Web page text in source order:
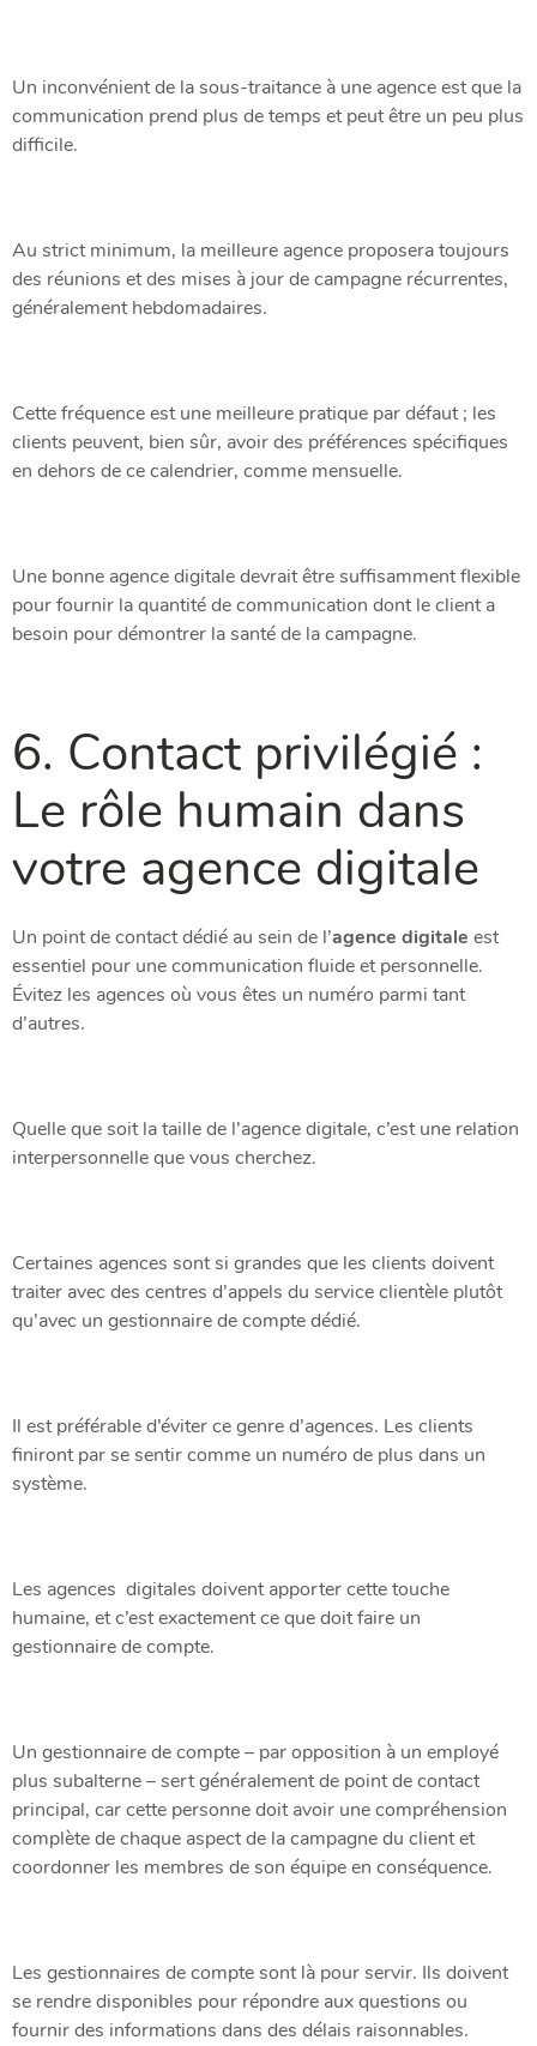
Un inconvénient de la sous-traitance à une agence est que la
communication prend plus de temps et peut être un peu plus
difficile.
Au strict minimum, la meilleure agence proposera toujours
des réunions et des mises à jour de campagne récurrentes,
généralement hebdomadaires.
Cette fréquence est une meilleure pratique par défaut ; les
clients peuvent, bien sûr, avoir des préférences spécifiques
en dehors de ce calendrier, comme mensuelle.
Une bonne agence digitale devrait être suffisamment flexible
pour fournir la quantité de communication dont le client a
besoin pour démontrer la santé de la campagne.
6. Contact privilégié :
Le rôle humain dans
votre agence digitale
Un point de contact dédié au sein de l’agence digitale est
essentiel pour une communication fluide et personnelle.
Évitez les agences où vous êtes un numéro parmi tant
d’autres.
Quelle que soit la taille de l’agence digitale, c’est une relation
interpersonnelle que vous cherchez.
Certaines agences sont si grandes que les clients doivent
traiter avec des centres d’appels du service clientèle plutôt
qu’avec un gestionnaire de compte dédié.
Il est préférable d’éviter ce genre d’agences. Les clients
finiront par se sentir comme un numéro de plus dans un
système.
Les agences digitales doivent apporter cette touche
humaine, et c’est exactement ce que doit faire un
gestionnaire de compte.
Un gestionnaire de compte – par opposition à un employé
plus subalterne – sert généralement de point de contact
principal, car cette personne doit avoir une compréhension
complète de chaque aspect de la campagne du client et
coordonner les membres de son équipe en conséquence.
Les gestionnaires de compte sont là pour servir. Ils doivent
se rendre disponibles pour répondre aux questions ou
fournir des informations dans des délais raisonnables.